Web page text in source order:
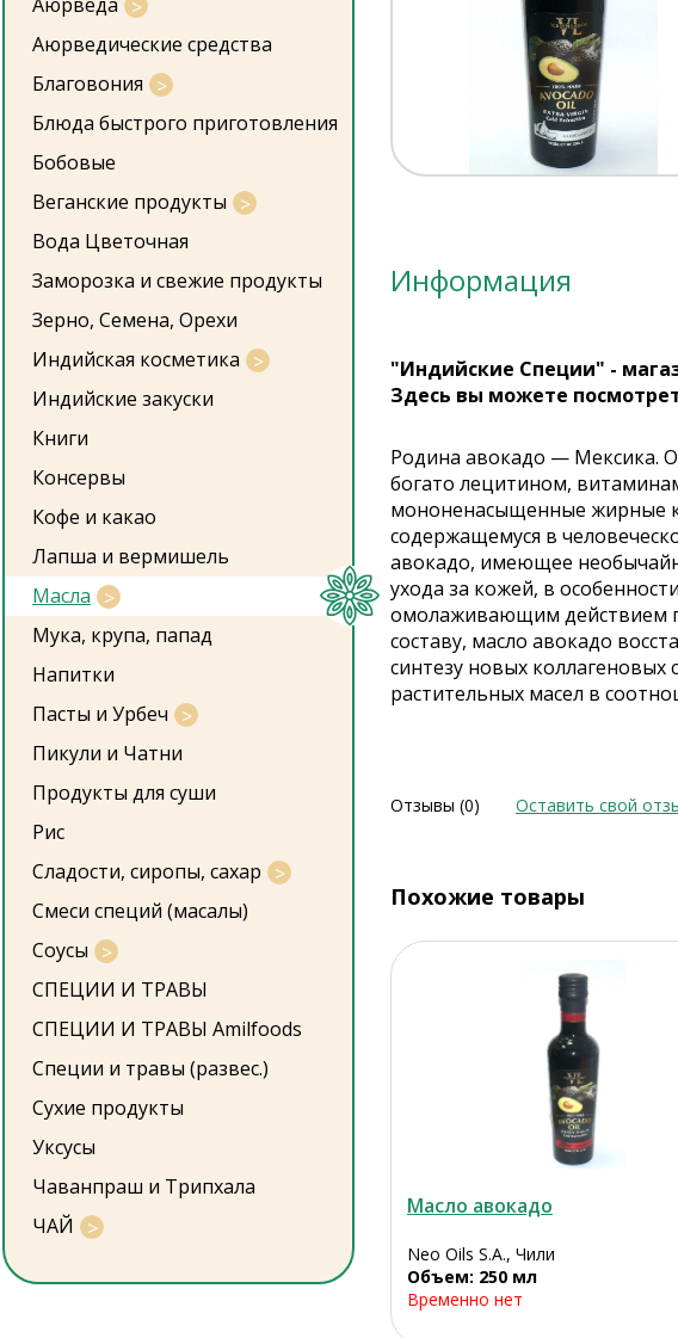
Аюрведические средства
Благовония
Блюда быстрого приготовления
Бобовые
Веганские продукты
Вода Цветочная
Заморозка и свежие продукты
Зерно, Семена, Орехи
Индийская косметика
Индийские закуски
Книги
Консервы
Кофе и какао
Лапша и вермишель
Масла
Мука, крупа, папад
Напитки
Пасты и Урбеч
Пикули и Чатни
Продукты для суши
Рис
Сладости, сиропы, сахар
Смеси специй (масалы)
Соусы
СПЕЦИИ И ТРАВЫ
СПЕЦИИ И ТРАВЫ Amilfoods
Специи и травы (развес.)
Сухие продукты
Уксусы
Чаванпраш и Трипхала
ЧАЙ
Информация
"Индийские Специи" -
Здесь вы можете
Родина авокадо — Мексика.
богато лецитином,
мононенасыщенные жирные
содержащемуся в
авокадо, имеющее
ухода за кожей, в
омолаживающим действием
составу, масло авокадо
синтезу новых
растительных масел в
Отзывы (0) Оставить свой
Похожие товары
Масло авокадо
Neo Oils S.A., Чили
Объем: 250 мл
Временно нет